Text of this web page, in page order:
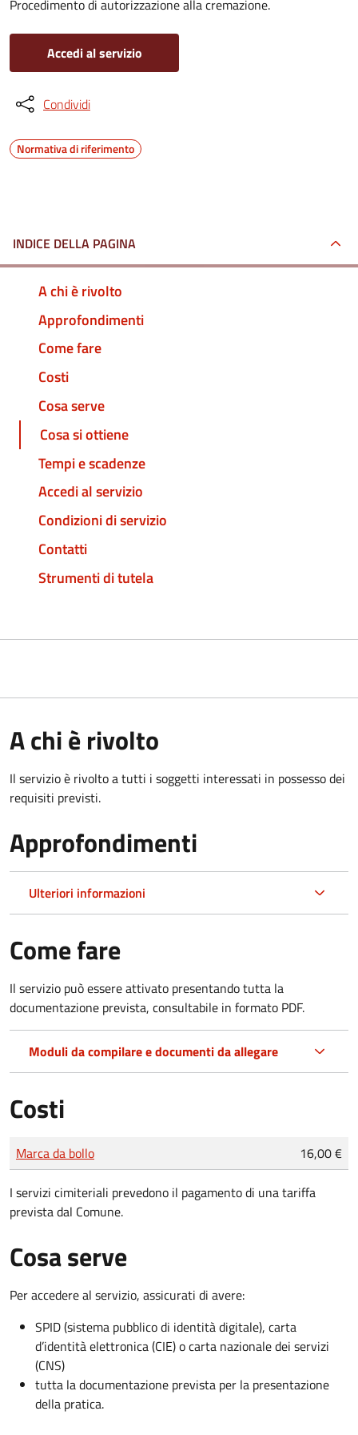
Procedimento di autorizzazione alla cremazione.
Accedi al servizio
Condividi
Normativa di riferimento
INDICE DELLA PAGINA
A chi è rivolto
Approfondimenti
Come fare
Costi
Cosa serve
Cosa si ottiene
Tempi e scadenze
Accedi al servizio
Condizioni di servizio
Contatti
Strumenti di tutela
A chi è rivolto
Il servizio è rivolto a tutti i soggetti interessati in possesso dei
requisiti previsti.
Approfondimenti
Ulteriori informazioni
Come fare
Il servizio può essere attivato presentando tutta la
documentazione prevista, consultabile in formato PDF.
Moduli da compilare e documenti da allegare
Costi
Tipo di pagamento
Importo
Marca da bollo 16,00 €
I servizi cimiteriali prevedono il pagamento di una tariffa
prevista dal Comune.
Cosa serve
Per accedere al servizio, assicurati di avere:
SPID (sistema pubblico di identità digitale), carta
d’identità elettronica (CIE) o carta nazionale dei servizi
(CNS)
tutta la documentazione prevista per la presentazione
della pratica.